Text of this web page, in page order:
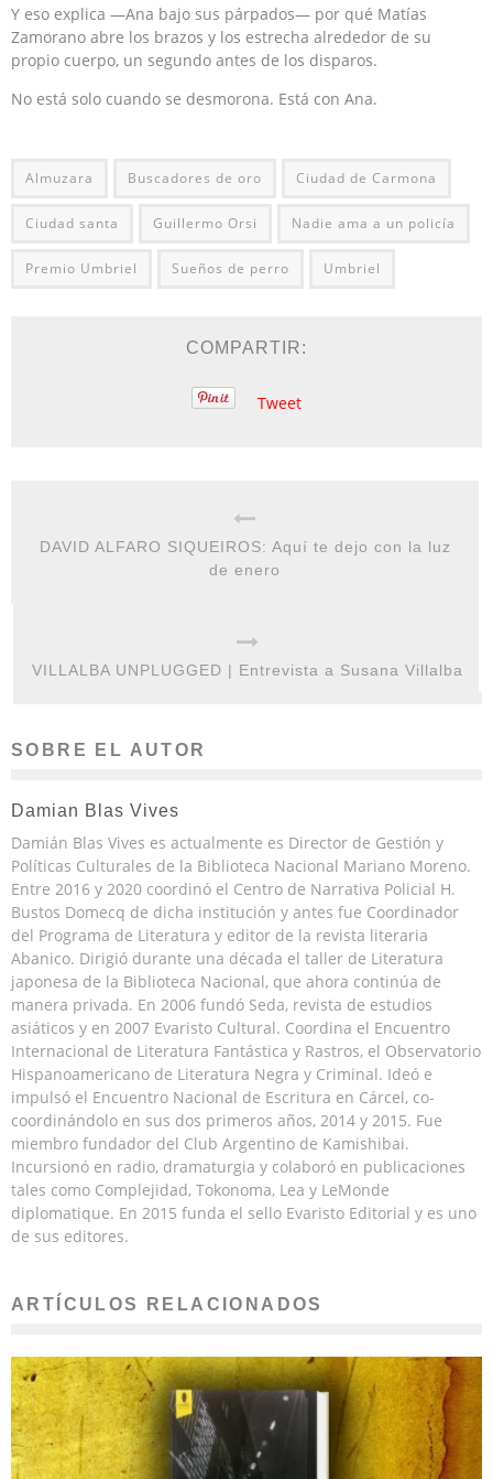
Y eso explica —Ana bajo sus párpados— por qué Matías
Zamorano abre los brazos y los estrecha alrededor de su
propio cuerpo, un segundo antes de los disparos.
No está solo cuando se desmorona. Está con Ana.
Almuzara Buscadores de oro Ciudad de Carmona
Ciudad santa Guillermo Orsi Nadie ama a un policía
Premio Umbriel Sueños de perro Umbriel
COMPARTIR:
Tweet
DAVID ALFARO SIQUEIROS: Aquí te dejo con la luz
de enero
VILLALBA UNPLUGGED | Entrevista a Susana Villalba
SOBRE EL AUTOR
Damian Blas Vives
Damián Blas Vives es actualmente es Director de Gestión y
Políticas Culturales de la Biblioteca Nacional Mariano Moreno.
Entre 2016 y 2020 coordinó el Centro de Narrativa Policial H.
Bustos Domecq de dicha institución y antes fue Coordinador
del Programa de Literatura y editor de la revista literaria
Abanico. Dirigió durante una década el taller de Literatura
japonesa de la Biblioteca Nacional, que ahora continúa de
manera privada. En 2006 fundó Seda, revista de estudios
asiáticos y en 2007 Evaristo Cultural. Coordina el Encuentro
Internacional de Literatura Fantástica y Rastros, el Observatorio
Hispanoamericano de Literatura Negra y Criminal. Ideó e
impulsó el Encuentro Nacional de Escritura en Cárcel, co-
coordinándolo en sus dos primeros años, 2014 y 2015. Fue
miembro fundador del Club Argentino de Kamishibai.
Incursionó en radio, dramaturgia y colaboró en publicaciones
tales como Complejidad, Tokonoma, Lea y LeMonde
diplomatique. En 2015 funda el sello Evaristo Editorial y es uno
de sus editores.
ARTÍCULOS RELACIONADOS